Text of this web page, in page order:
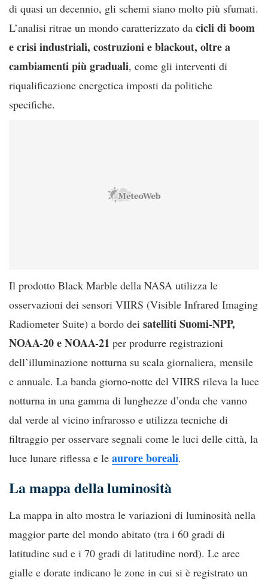
di quasi un decennio, gli schemi siano molto più sfumati.
L’analisi ritrae un mondo caratterizzato da cicli di boom
e crisi industriali, costruzioni e blackout, oltre a
cambiamenti più graduali, come gli interventi di
riqualificazione energetica imposti da politiche
specifiche.
Il prodotto Black Marble della NASA utilizza le
osservazioni dei sensori VIIRS (Visible Infrared Imaging
Radiometer Suite) a bordo dei satelliti Suomi-NPP,
NOAA-20 e NOAA-21 per produrre registrazioni
dell’illuminazione notturna su scala giornaliera, mensile
e annuale. La banda giorno-notte del VIIRS rileva la luce
notturna in una gamma di lunghezze d’onda che vanno
dal verde al vicino infrarosso e utilizza tecniche di
filtraggio per osservare segnali come le luci delle città, la
luce lunare riflessa e le aurore boreali.
La mappa della luminosità
La mappa in alto mostra le variazioni di luminosità nella
maggior parte del mondo abitato (tra i 60 gradi di
latitudine sud e i 70 gradi di latitudine nord). Le aree
gialle e dorate indicano le zone in cui si è registrato un